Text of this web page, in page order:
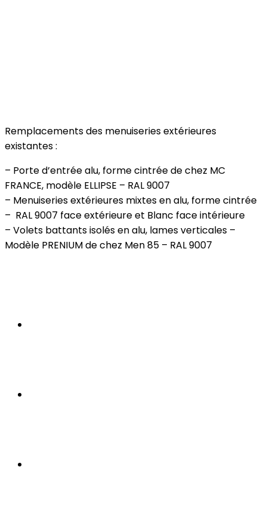
Remplacements des menuiseries extérieures
existantes :
– Porte d’entrée alu, forme cintrée de chez MC
FRANCE, modèle ELLIPSE – RAL 9007
– Menuiseries extérieures mixtes en alu, forme cintrée
– RAL 9007 face extérieure et Blanc face intérieure
– Volets battants isolés en alu, lames verticales –
Modèle PRENIUM de chez Men 85 – RAL 9007